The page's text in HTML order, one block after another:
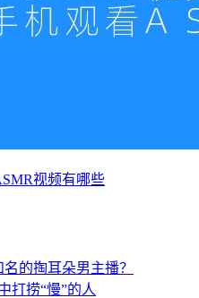
视频有哪些
的掏耳朵男主播？
打捞“慢”的人